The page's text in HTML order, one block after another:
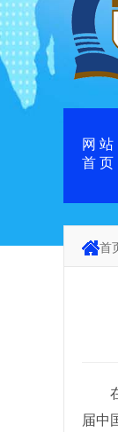
网 站
首 页
首
在
届中